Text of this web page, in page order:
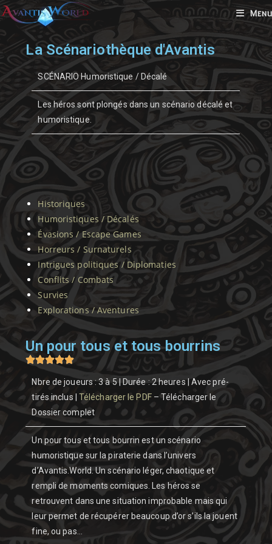
Menu
La Scénariothèque d'Avantis
SCÉNARIO Humoristique / Décalé
Les héros sont plongés dans un scénario décalé et
humoristique.
Historiques
Humoristiques / Décalés
Évasions / Escape Games
Horreurs / Surnaturels
Intrigues politiques / Diplomaties
Conflits / Combats
Survies
Explorations / Aventures
Un pour tous et tous bourrins
Nbre de joueurs : 3 à 5 | Durée : 2 heures | Avec pré-
tirés inclus | Télécharger le PDF– Télécharger le
Dossier complet
Un pour tous et tous bourrin est un scénario
humoristique sur la piraterie dans l’univers
d’Avantis.World. Un scénario léger, chaotique et
rempli de moments comiques. Les héros se
retrouvent dans une situation improbable mais qui
leur permet de récupérer beaucoup d’or s’ils la jouent
fine, ou pas…